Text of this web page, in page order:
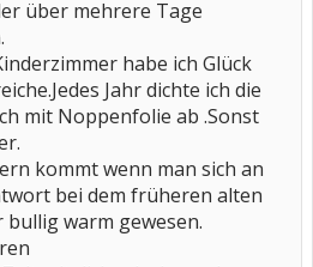
über mehrere Tage
habe ich Glück
Jahr dichte ich die
mit Noppenfolie ab .Sonst
kommt wenn man sich an
bei dem früheren alten
warm gewesen.